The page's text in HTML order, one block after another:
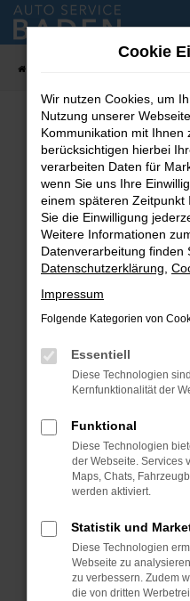
Zum
Hauptinhalt
Fehler:
Beim Laden ist ein
Hier sind ein paar
Überprüfe deine
Laden andere
Suchmaschine?
Prüfe deine
können das Laden
verhindern.
Fenster?
Starte dein Gerät
Das kann
Probleme zu beheben.
Betriebssystem
sind.
Veraltete Software
Sicherheitsrisiko,
Cookie
Wir nutzen Cookies, um
Nutzung unserer
Kommunikation mit Ihnen
berücksichtigen hierbei
verarbeiten Daten für
wenn Sie uns Ihre
einem späteren Zeitpunkt
Sie die Einwilligung
Weitere Informationen
Datenverarbeitung finden
Datenschutzerklärung
Impressum
Folgende Kategorien von
Essentiell
Diese Technologien
Kernfunktionalität der
Funktional
Diese Technologien
der Webseite. Services
Maps, Chats,
werden aktiviert.
Statistik und
Diese Technologien
Webseite zu
zu verbessern. Zudem
die von dritten